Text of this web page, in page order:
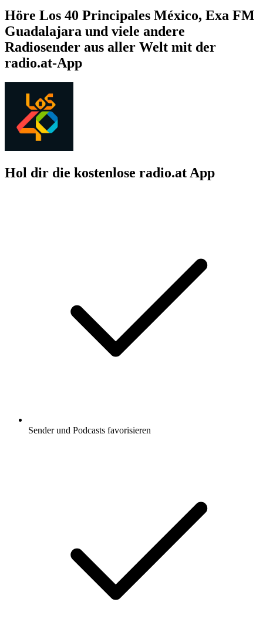
Höre Los 40 Principales México, Exa FM
Guadalajara und viele andere
Radiosender aus aller Welt mit der
radio.at-App
Hol dir die kostenlose radio.at App
Sender und Podcasts favorisieren